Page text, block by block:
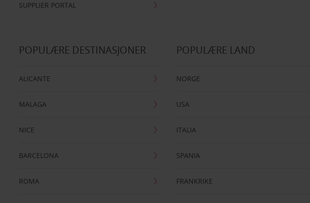
SUPPLIER PORTAL
POPULÆRE DESTINASJONER
ALICANTE
MALAGA
NICE
BARCELONA
ROMA
POPULÆRE LAND
NORGE
USA
ITALIA
SPANIA
FRANKRIKE